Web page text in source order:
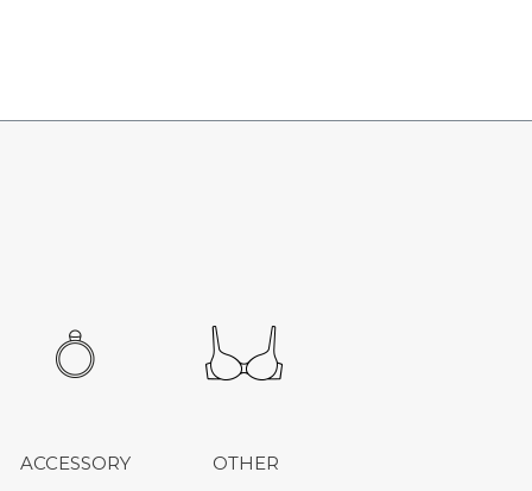
ACCESSORY OTHER